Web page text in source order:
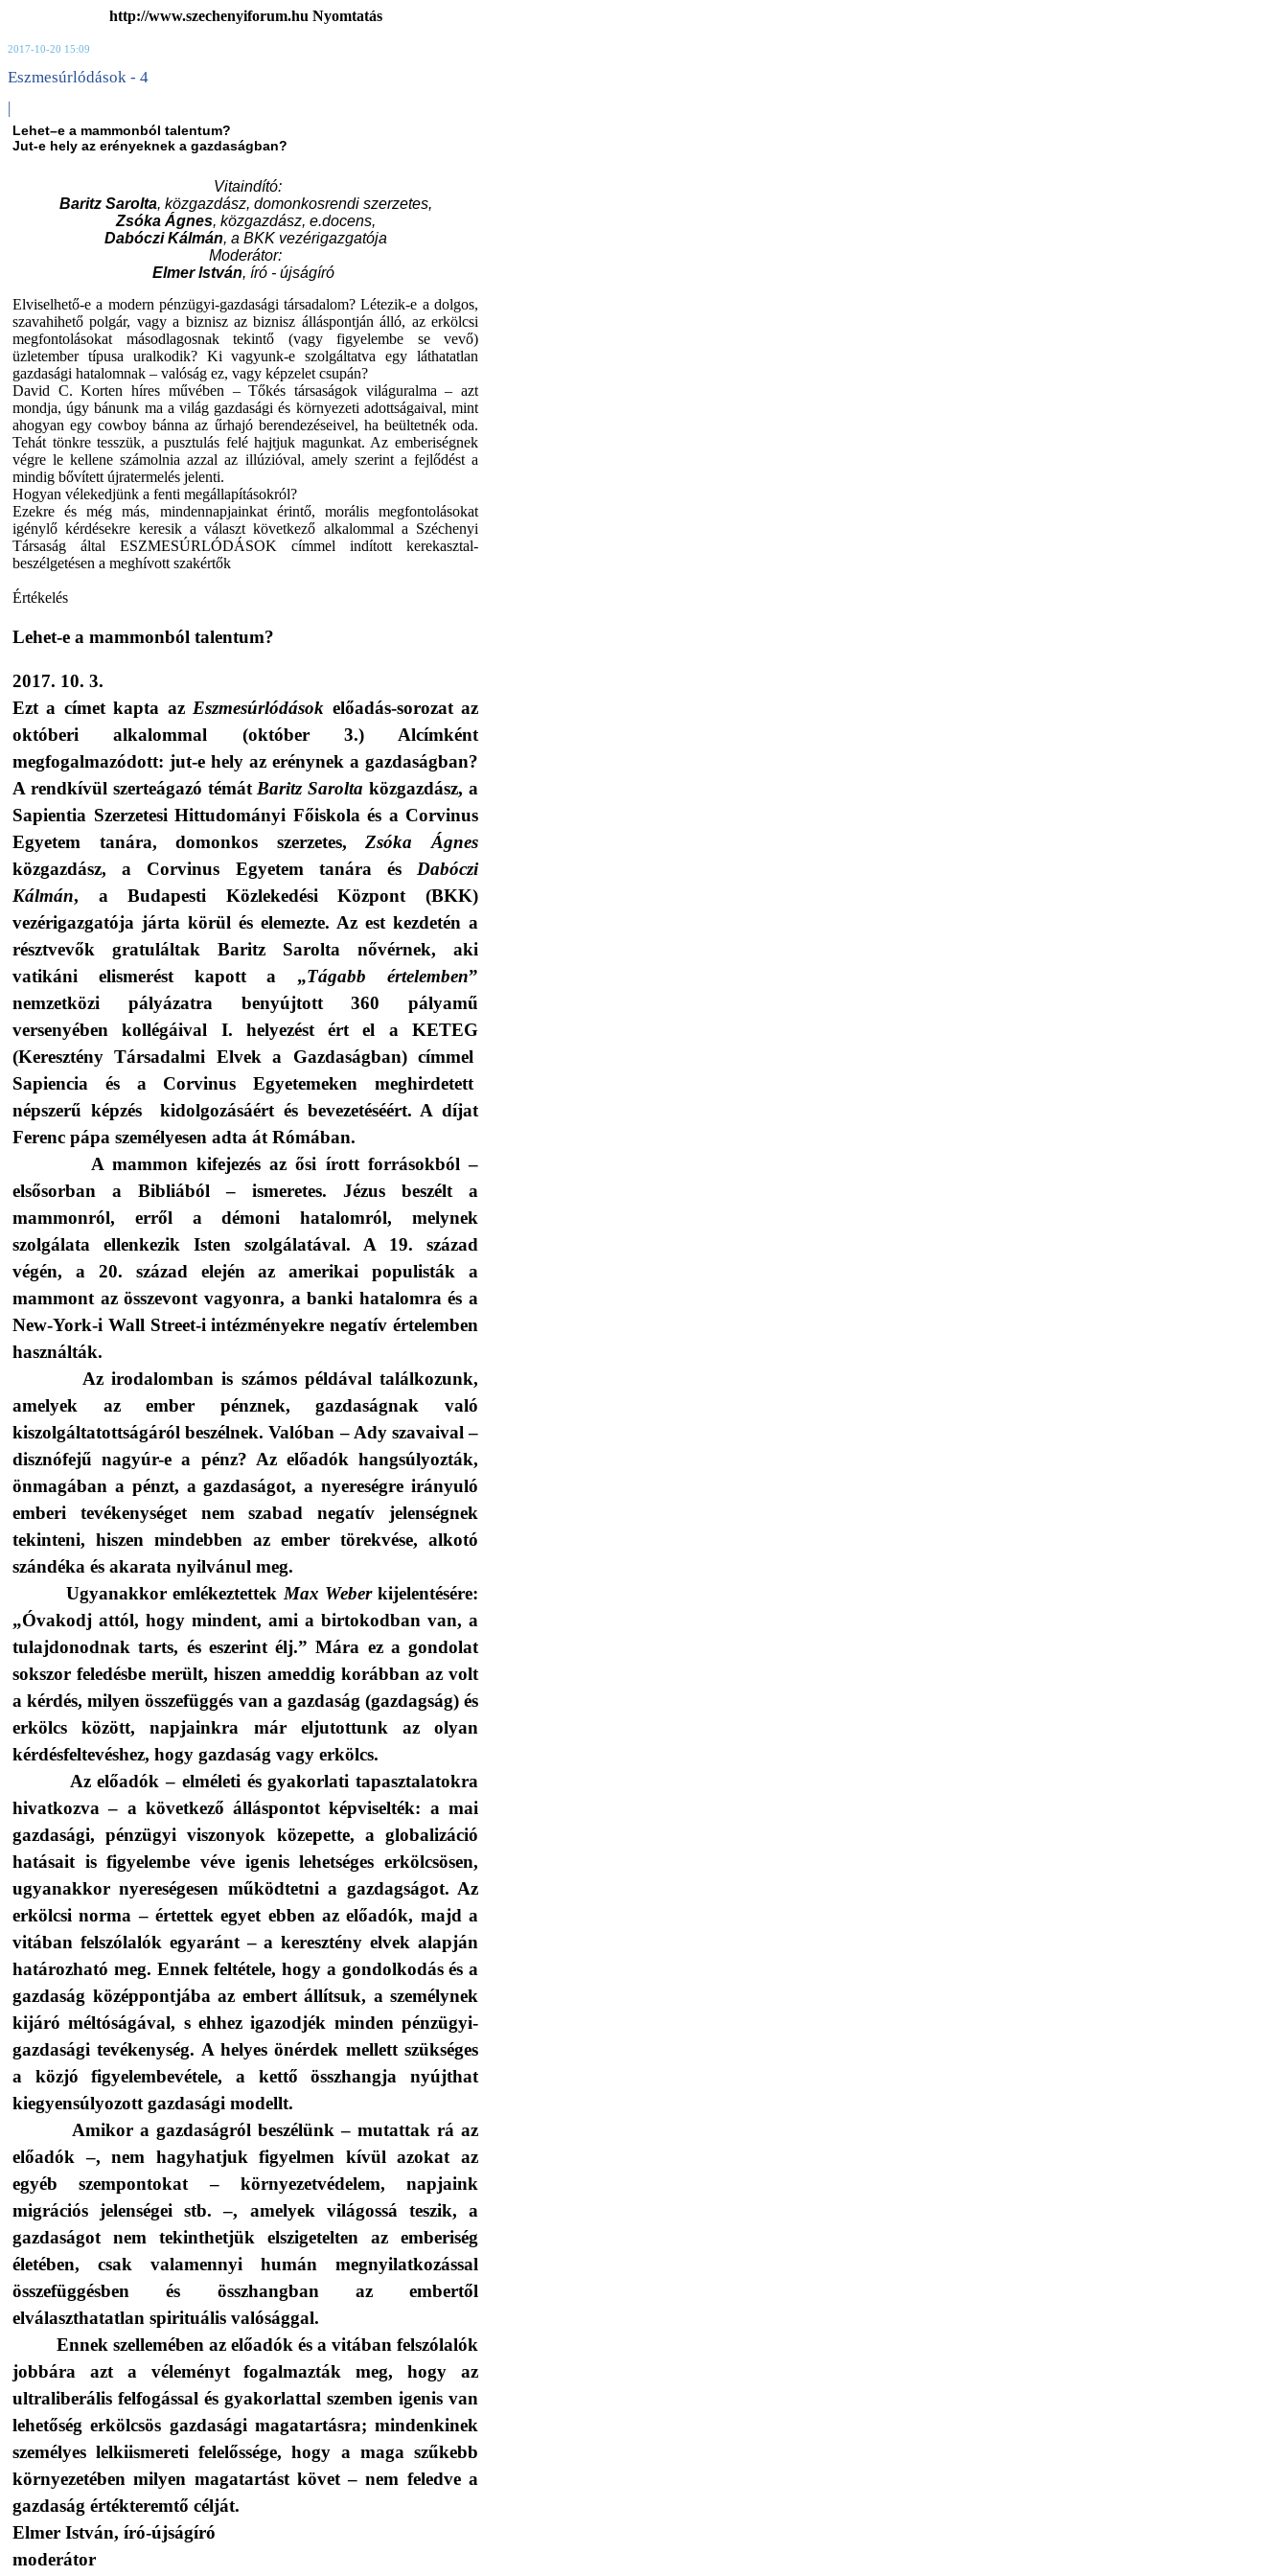
http://www.szechenyiforum.hu Nyomtatás
2017-10-20 15:09
Eszmesúrlódások - 4
|
Lehet–e a mammonból talentum?
Jut-e hely az erényeknek a gazdaságban?
Vitaindító:
Baritz Sarolta, közgazdász, domonkosrendi szerzetes,
Zsóka Ágnes, közgazdász, e.docens,
Dabóczi Kálmán, a BKK vezérigazgatója
Moderátor:
Elmer István, író - újságíró
Elviselhető-e a modern pénzügyi-gazdasági társadalom? Létezik-e a dolgos,
szavahihető polgár, vagy a biznisz az biznisz álláspontján álló, az erkölcsi
megfontolásokat másodlagosnak tekintő (vagy figyelembe se vevő)
üzletember típusa uralkodik? Ki vagyunk-e szolgáltatva egy láthatatlan
gazdasági hatalomnak – valóság ez, vagy képzelet csupán?
David C. Korten híres művében – Tőkés társaságok világuralma – azt
mondja, úgy bánunk ma a világ gazdasági és környezeti adottságaival, mint
ahogyan egy cowboy bánna az űrhajó berendezéseivel, ha beültetnék oda.
Tehát tönkre tesszük, a pusztulás felé hajtjuk magunkat. Az emberiségnek
végre le kellene számolnia azzal az illúzióval, amely szerint a fejlődést a
mindig bővített újratermelés jelenti.
Hogyan vélekedjünk a fenti megállapításokról?
Ezekre és még más, mindennapjainkat érintő, morális megfontolásokat
igénylő kérdésekre keresik a választ következő alkalommal a Széchenyi
Társaság által ESZMESÚRLÓDÁSOK címmel indított kerekasztal-
beszélgetésen a meghívott szakértők
Értékelés
Lehet-e a mammonból talentum?
2017. 10. 3.
Ezt a címet kapta az Eszmesúrlódások előadás-sorozat az
októberi alkalommal (október 3.) Alcímként
megfogalmazódott: jut-e hely az erénynek a gazdaságban?
A rendkívül szerteágazó témát Baritz Saroltaközgazdász, a
Sapientia Szerzetesi Hittudományi Főiskola és a Corvinus
Egyetem tanára, domonkos szerzetes,Zsóka Ágnes
közgazdász, a Corvinus Egyetem tanára és Dabóczi
Kálmán, a Budapesti Közlekedési Központ (BKK)
vezérigazgatója járta körül és elemezte. Az est kezdetén a
résztvevők gratuláltak Baritz Sarolta nővérnek, aki
vatikáni elismerést kapott a „Tágabb értelemben”
nemzetközi pályázatra benyújtott 360 pályamű
versenyében kollégáival I. helyezést ért el a KETEG
(Keresztény Társadalmi Elvek a Gazdaságban) címmel
Sapiencia és a Corvinus Egyetemeken meghirdetett
népszerű képzés
kidolgozásáért és bevezetéséért. A díjat
Ferenc pápa személyesen adta át Rómában.
A mammon kifejezés az ősi írott forrásokból –
elsősorban a Bibliából – ismeretes. Jézus beszélt a
mammonról, erről a démoni hatalomról, melynek
szolgálata ellenkezik Isten szolgálatával. A 19. század
végén, a 20. század elején az amerikai populisták a
mammont az összevont vagyonra, a banki hatalomra és a
New-York-i Wall Street-i intézményekre negatív értelemben
használták.
Az irodalomban is számos példával találkozunk,
amelyek az ember pénznek, gazdaságnak való
kiszolgáltatottságáról beszélnek. Valóban – Ady szavaival –
disznófejű nagyúr-e a pénz? Az előadók hangsúlyozták,
önmagában a pénzt, a gazdaságot, a nyereségre irányuló
emberi tevékenységet nem szabad negatív jelenségnek
tekinteni, hiszen mindebben az ember törekvése, alkotó
szándéka és akarata nyilvánul meg.
Ugyanakkor emlékeztettek Max Weberkijelentésére:
„Óvakodj attól, hogy mindent, ami a birtokodban van, a
tulajdonodnak tarts, és eszerint élj.” Mára ez a gondolat
sokszor feledésbe merült, hiszen ameddig korábban az volt
a kérdés, milyen összefüggés van a gazdaság (gazdagság) és
erkölcs között, napjainkra már eljutottunk az olyan
kérdésfeltevéshez, hogy gazdaság vagy erkölcs.
Az előadók – elméleti és gyakorlati tapasztalatokra
hivatkozva – a következő álláspontot képviselték: a mai
gazdasági, pénzügyi viszonyok közepette, a globalizáció
hatásait is figyelembe véve igenis lehetséges erkölcsösen,
ugyanakkor nyereségesen működtetni a gazdagságot. Az
erkölcsi norma – értettek egyet ebben az előadók, majd a
vitában felszólalók egyaránt – a keresztény elvek alapján
határozható meg. Ennek feltétele, hogy a gondolkodás és a
gazdaság középpontjába az embert állítsuk, a személynek
kijáró méltóságával, s ehhez igazodjék minden pénzügyi-
gazdasági tevékenység. A helyes önérdek mellett szükséges
a közjó figyelembevétele, a kettő összhangja nyújthat
kiegyensúlyozott gazdasági modellt.
Amikor a gazdaságról beszélünk – mutattak rá az
előadók –, nem hagyhatjuk figyelmen kívül azokat az
egyéb szempontokat – környezetvédelem, napjaink
migrációs jelenségei stb. –, amelyek világossá teszik, a
gazdaságot nem tekinthetjük elszigetelten az emberiség
életében, csak valamennyi humán megnyilatkozással
összefüggésben és összhangban az embertől
elválaszthatatlan spirituális valósággal.
Ennek szellemében az előadók és a vitában felszólalók
jobbára azt a véleményt fogalmazták meg, hogy az
ultraliberális felfogással és gyakorlattal szemben igenis van
lehetőség erkölcsös gazdasági magatartásra; mindenkinek
személyes lelkiismereti felelőssége, hogy a maga szűkebb
környezetében milyen magatartást követ – nem feledve a
gazdaság értékteremtő célját.
Elmer István, író-újságíró
moderátor